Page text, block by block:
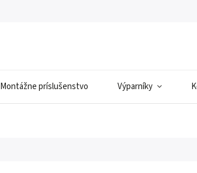
Montážne príslušenstvo Výparníky